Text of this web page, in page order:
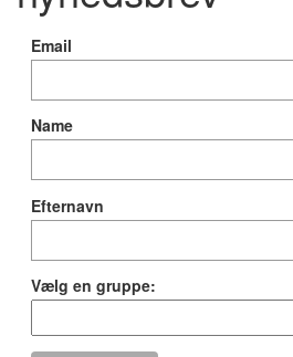
Email
Name
Efternavn
Vælg en gruppe: